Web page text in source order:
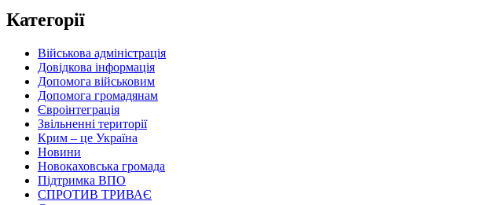
Категорії
Військова адміністрація
Довідкова інформація
Допомога військовим
Допомога громадянам
Євроінтеграція
Звільненні території
Крим – це Україна
Новини
Новокаховська громада
Підтримка ВПО
СПРОТИВ ТРИВАЄ